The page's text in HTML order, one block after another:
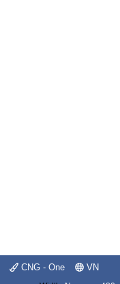
CNG - One VN